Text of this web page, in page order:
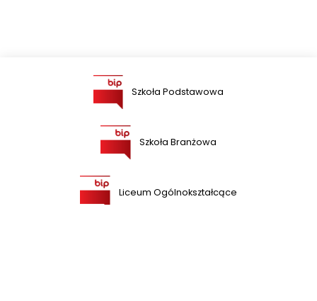
Szkoła Podstawowa
Szkoła Branżowa
Liceum Ogólnokształcące